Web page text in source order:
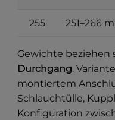
255 251–266
Gewichte beziehen
Durchgang.
montiertem
Schlauchtülle,
Konfiguration